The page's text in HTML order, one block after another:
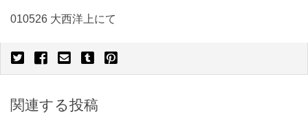
010526 大西洋上にて
関連する投稿